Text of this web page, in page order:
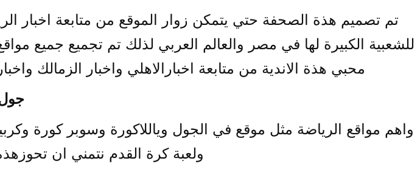
تم تصميم هذة الصحفة حتي يتمكن زوار الموقع من متابعة اخبار
للشعبية الكبيرة لها في مصر والعالم العربي لذلك تم تجميع جميع
محبي هذة الاندية من متابعة اخبارالاهلي واخبار الزمالك
واهم مواقع الرياضة مثل موقع في الجول وياللاكورة وسوبر كورة
ولعبة كرة القدم نتمني ان